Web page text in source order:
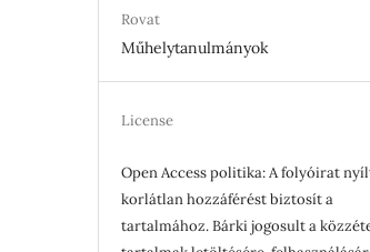
Rovat
Műhelytanulmányok
License
Open Access politika: A folyóirat
korlátlan hozzáférést biztosít a
tartalmához. Bárki jogosult a